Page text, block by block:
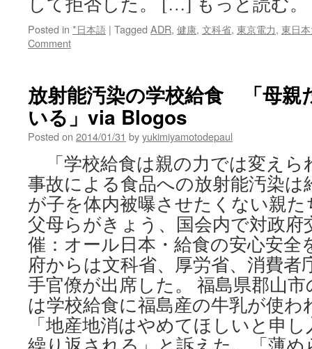
Posted in *日本語 | Tagged ADR, 健康, 文科省, 東京電力, 東日
Comment
放射能汚染の学校給食 「母親
いる」via Blogos
Posted on 2014/01/31 byyukimiyamotodepaul
「学校給食は親の力では変え
事故による食品への放射能汚染は
が子を体内被曝させたくない親
父母らがきょう、国会内で対政府
催：オール日本・給食の安心安全
府からは文科省、厚労省、消費者
手官僚が出席した。 福島県郡山
は学校給食に福島産の牛乳が使
「地産地消はやめてほしいと申